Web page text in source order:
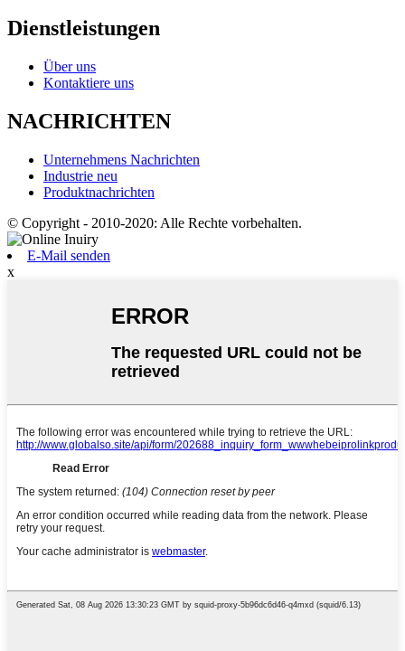
Dienstleistungen
Über uns
Kontaktiere uns
NACHRICHTEN
Unternehmens Nachrichten
Industrie neu
Produktnachrichten
© Copyright - 2010-2020: Alle Rechte vorbehalten.
E-Mail senden
x